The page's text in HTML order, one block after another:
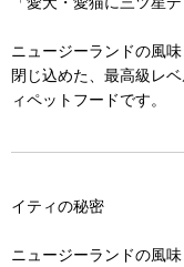
ニュージーランドの風
閉じ込めた、最高級レ
ィペットフードです。
イティの秘密
ニュージーランドの風